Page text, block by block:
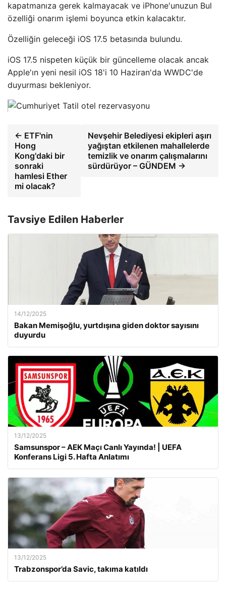
kapatmanıza gerek kalmayacak ve iPhone'unuzun Bul
özelliği onarım işlemi boyunca etkin kalacaktır.
Özelliğin geleceği iOS 17.5 betasında bulundu.
iOS 17.5 nispeten küçük bir güncelleme olacak ancak
Apple'ın yeni nesil iOS 18'i 10 Haziran'da WWDC'de
duyurması bekleniyor.
← ETF'nin
Hong
Kong'daki bir
sonraki
hamlesi Ether
mi olacak?
Nevşehir Belediyesi ekipleri aşırı
yağıştan etkilenen mahallelerde
temizlik ve onarım çalışmalarını
sürdürüyor – GÜNDEM →
Tavsiye Edilen Haberler
14/12/2025
Bakan Memişoğlu, yurtdışına giden doktor sayısını
duyurdu
13/12/2025
Samsunspor – AEK Maçı Canlı Yayında! | UEFA
Konferans Ligi 5. Hafta Anlatımı
13/12/2025
Trabzonspor’da Savic, takıma katıldı